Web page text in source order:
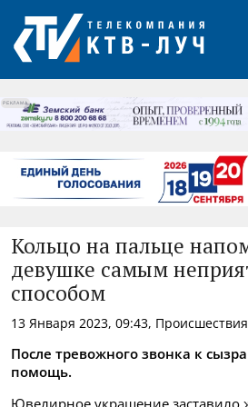
РЕКЛАМА
Кольцо на пальце
девушке самым
способом
13 Января 2023, 09:43, Происшествия
После тревожного звонка к
помощь.
Ювелирное украшение заставило